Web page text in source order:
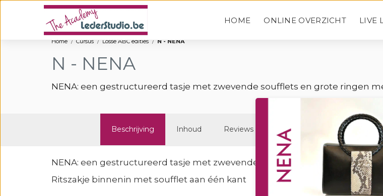
HOME ONLINE OVERZICHT LIVE
Home Cursus Losse ABC edities N - NENA
N - NENA
NENA: een gestructureerd tasje met zwevende soufflets en grote ringen
Beschrijving Inhoud Reviews Gerelateerd
NENA: een gestructureerd tasje met zwevende soufflets en grote ringen
Ritszakje binnenin met soufflet aan één kant